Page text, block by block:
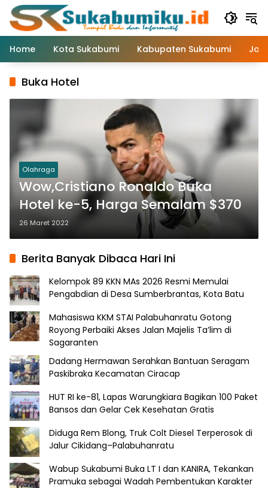
Langsung
konten
Home
Kota Sukabumi Kabupaten Sukabumi
Buka Hotel
Olahraga
Wow,Cristiano Ronaldo Buka
Hotel ke-5, Harga Semalam $370
26 Maret 2022
Berita Banyak Dibaca Hari Ini
Kelompok 89 KKN MAs 2026 Resmi Memulai
Pengabdian di Desa Sumberbrantas, Kota Batu
Mahasiswa KKM STAI Palabuhanratu Gotong
Royong Perbaiki Akses Jalan Majelis Ta’lim di
Sagaranten
Dadang Hermawan Serahkan Bantuan Seragam
Paskibraka Kecamatan Ciracap
HUT RI ke-81, Lapas Warungkiara Bagikan 100 Paket
Bansos dan Gelar Cek Kesehatan Gratis
Diduga Rem Blong, Truk Colt Diesel Terperosok di
Jalur Cikidang–Palabuhanratu
Wabup Sukabumi Buka LT I dan KANIRA, Tekankan
Pramuka sebagai Wadah Pembentukan Karakter